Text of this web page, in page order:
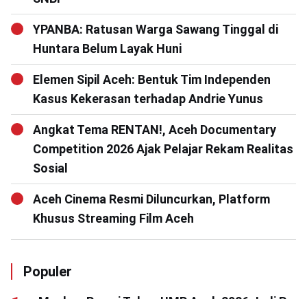
YPANBA: Ratusan Warga Sawang Tinggal di
Huntara Belum Layak Huni
Elemen Sipil Aceh: Bentuk Tim Independen
Kasus Kekerasan terhadap Andrie Yunus
Angkat Tema RENTAN!, Aceh Documentary
Competition 2026 Ajak Pelajar Rekam Realitas
Sosial
Aceh Cinema Resmi Diluncurkan, Platform
Khusus Streaming Film Aceh
Populer